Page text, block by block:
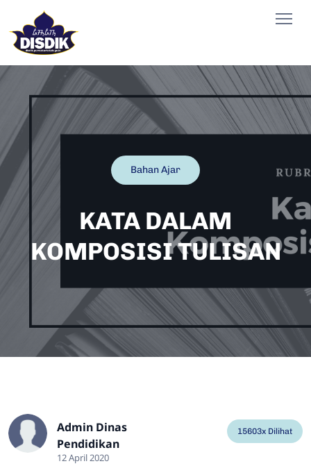
Bahan Ajar
KATA DALAM
KOMPOSISI TULISAN
Admin Dinas
Pendidikan
12 April 2020
15603x Dilihat